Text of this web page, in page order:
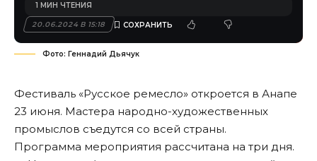
20.06.2024 В 15:18
1 МИН ЧТЕНИЯ
Фото: Геннадий Дьячук
Фестиваль «Русское ремесло» откроется в Анапе
23 июня. Мастера народно-художественных
промыслов съедутся со всей страны.
Программа мероприятия рассчитана на три дня.